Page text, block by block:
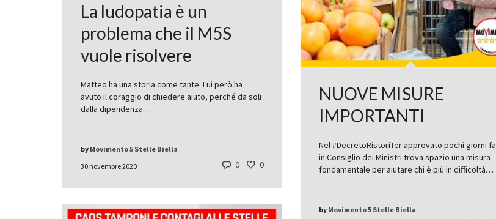
La ludopatia è un
problema che il M5S
vuole risolvere
Matteo ha una storia come tante. Lui però ha
avuto il coraggio di chiedere aiuto, perché da soli
dalla dipendenza…
30 novembre 2020
by Movimento 5 Stelle Biella
0 0
NUOVE MISURE
IMPORTANTI
Nel #DecretoRistoriTer approvato pochi giorni fa
in Consiglio dei Ministri trova spazio una misura
fondamentale per aiutare chi è più in difficoltà…
by Movimento 5 Stelle Biella